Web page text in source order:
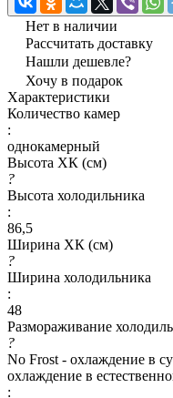
Нет в наличии
Рассчитать доставку
Нашли дешевле?
Хочу в подарок
Характеристики
Количество камер
:
однокамерный
Высота ХК (см)
?
Высота холодильника
:
86,5
Ширина ХК (см)
?
Ширина холодильника
:
48
Размораживание
?
No Frost - охлаждение в
охлаждение в
: